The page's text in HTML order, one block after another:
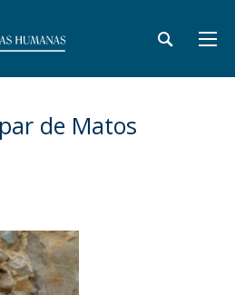
de Matos